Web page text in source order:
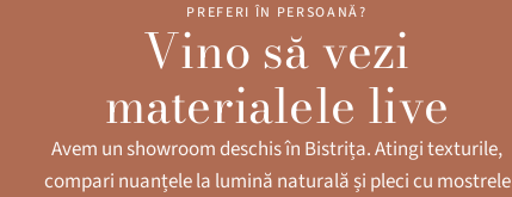
PREFERI ÎN PERSOANĂ?
Vino să vezi
materialele live
Avem un showroom deschis în Bistrița. Atingi texturile,
compari nuanțele la lumină naturală și pleci cu mostrele